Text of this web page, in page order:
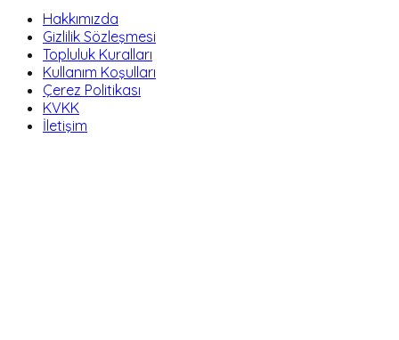
Hakkımızda
Gizlilik Sözleşmesi
Topluluk Kuralları
Kullanım Koşulları
Çerez Politikası
KVKK
İletişim